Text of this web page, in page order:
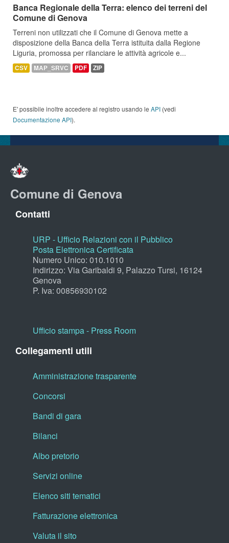
Banca Regionale della Terra: elenco dei terreni del
Comune di Genova
Terreni non utilizzati che il Comune di Genova mette a
disposizione della Banca della Terra istituita dalla Regione
Liguria, promossa per rilanciare le attività agricole e...
CSV MAP_SRVC PDF ZIP
E' possibile inoltre accedere al registro usando le API (vedi
Documentazione API).
Comune di Genova
Contatti
URP - Ufficio Relazioni con il Pubblico
Posta Elettronica Certificata
Numero Unico: 010.1010
Indirizzo: Via Garibaldi 9, Palazzo Tursi, 16124
Genova
P. Iva: 00856930102
Ufficio stampa - Press Room
Collegamenti utili
Amministrazione trasparente
Concorsi
Bandi di gara
Bilanci
Albo pretorio
Servizi online
Elenco siti tematici
Fatturazione elettronica
Valuta il sito